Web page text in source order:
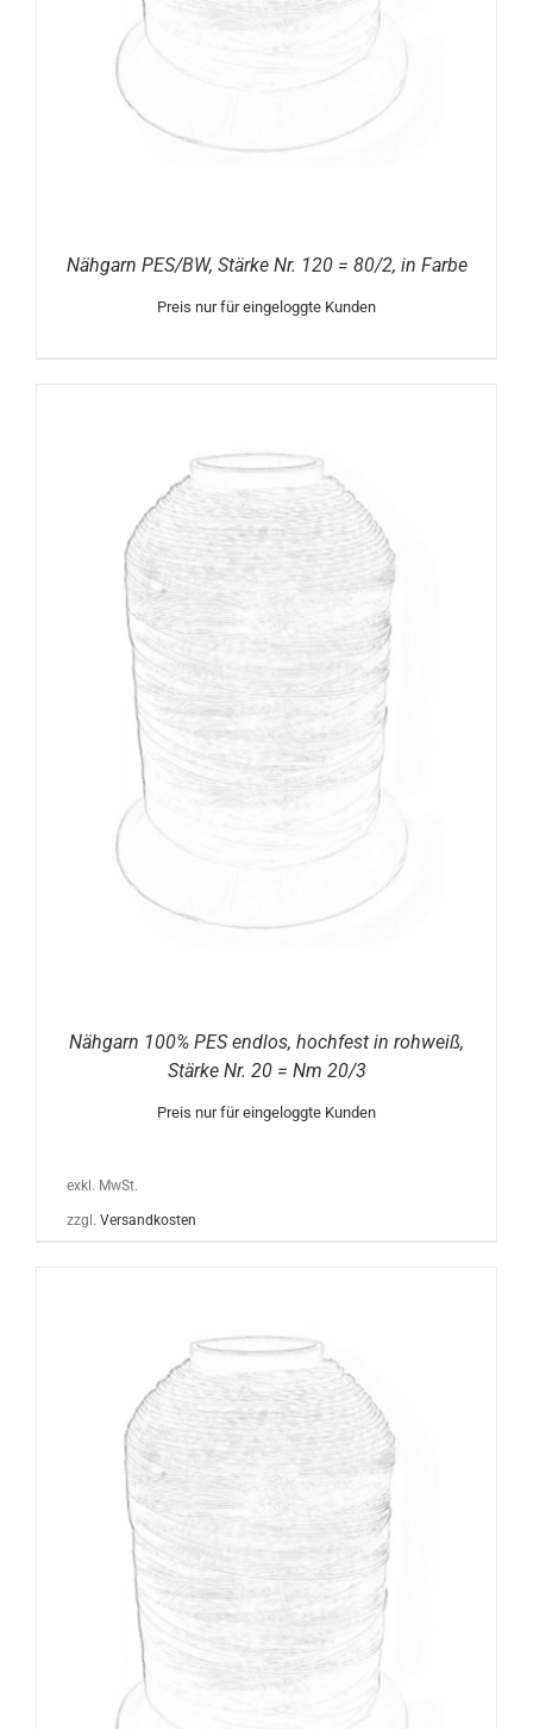
Nähgarn PES/BW, Stärke Nr. 120 = 80/2, in Farbe
Preis nur für eingeloggte Kunden
Nähgarn 100% PES endlos, hochfest in rohweiß,
Stärke Nr. 20 = Nm 20/3
Preis nur für eingeloggte Kunden
exkl. MwSt.
zzgl. Versandkosten